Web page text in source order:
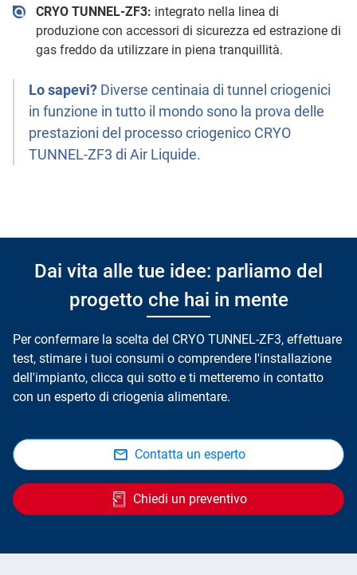
CRYO TUNNEL-ZF3: integrato nella linea di
produzione con accessori di sicurezza ed estrazione di
gas freddo da utilizzare in piena tranquillità.
Lo sapevi? Diverse centinaia di tunnel criogenici
in funzione in tutto il mondo sono la prova delle
prestazioni del processo criogenico CRYO
TUNNEL-ZF3 di Air Liquide.
Dai vita alle tue idee: parliamo del
progetto che hai in mente
Per confermare la scelta del CRYO TUNNEL-ZF3, effettuare
test, stimare i tuoi consumi o comprendere l'installazione
dell'impianto, clicca qui sotto e ti metteremo in contatto
con un esperto di criogenia alimentare.
Contatta un esperto
Chiedi un preventivo